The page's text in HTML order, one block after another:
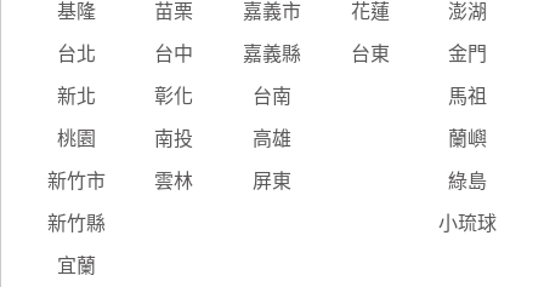
基隆 苗栗 嘉義市 花蓮 澎湖
台北 台中 嘉義縣 台東 金門
新北 彰化 台南 馬祖
桃園 南投 高雄 蘭嶼
新竹市 雲林 屏東 綠島
新竹縣 小琉球
宜蘭